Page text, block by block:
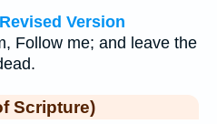
Version
Follow me; and leave the
Scripture)